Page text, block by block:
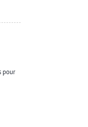
pour